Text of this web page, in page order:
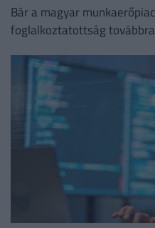
Bár a magyar
foglalkoztatottság